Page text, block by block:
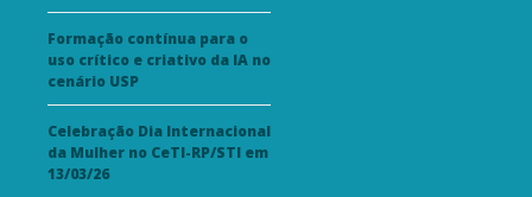
Formação contínua para o
uso crítico e criativo da IA no
cenário USP
Celebração Dia Internacional
da Mulher no CeTI-RP/STI em
13/03/26